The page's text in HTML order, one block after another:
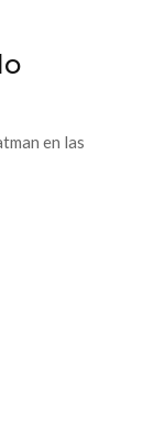
en las